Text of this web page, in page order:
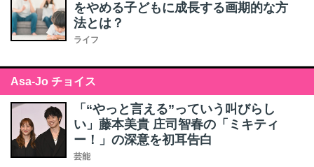
をやめる子どもに成長する画期的な方
法とは？
ライフ
Asa-Jo チョイス
「“やっと言える”っていう叫びらし
い」藤本美貴 庄司智春の「ミキティ
ー！」の深意を初耳告白
芸能